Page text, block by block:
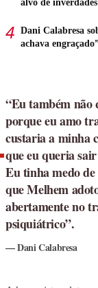
alvo de inverdades
Dani Calabresa
achava
“Eu também não
porque eu amo
custaria a minha
que eu queria
Eu tinha medo
que Melhem
abertamente no
psiquiátrico”.
Dani Calabresa